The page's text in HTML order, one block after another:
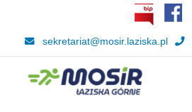
Łaziski
ZUMBA
sekretariat@mosir.laziska.pl